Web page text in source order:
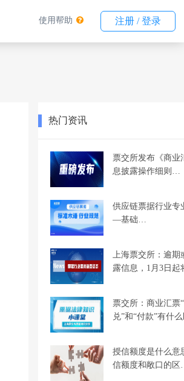
使用帮助 注册 / 登录
热门资讯
票交所发布《商业
息披露操作细则…
供应链票据行业专
—基础…
上海票交所：逾期
露信息，1月3日
票交所：商业汇票
兑”和“付款”有什
授信额度是什么意
信额度和敞口的